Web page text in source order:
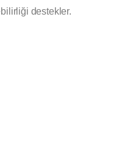
destekler.